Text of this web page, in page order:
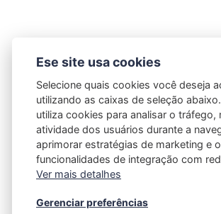
Ese site usa cookies
Selecione quais cookies você deseja
utilizando as caixas de seleção
utiliza cookies para analisar o tráfego,
atividade dos usuários durante a
aprimorar estratégias de marketing e
funcionalidades de integração com
Ver mais detalhes
Gerenciar preferências